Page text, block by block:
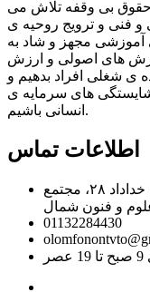
حقوق بی وقفه تلاش می
و فنی و ترویج روحیه ی
آموزشی مجهز و شاد به
های اصولی و ارزش
ی شغلی افراد بدهیم و
شایستگی های سرمایه ی
انسانی باشیم.
اطلاعات تماس
بابل، جاده قائمشهر، بلوار امام رضا، خداداد ۲۸، مجتمع
و فنون شمال
01132284430